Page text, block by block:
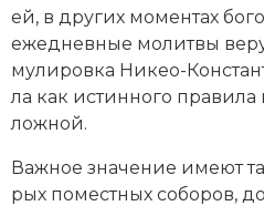
ей, в других мо­мен­тах
еже­днев­ные мо­лит­вы
му­ли­ров­ка Ни­кео-
ла как ис­тин­но­го
лож­ной.
Важ­ное зна­че­ние име­ют
рых по­ме­ст­ных со­бо­ров,